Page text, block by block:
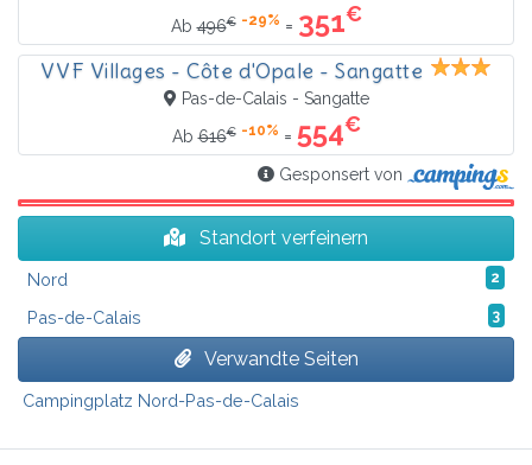
Ab496€ -29% = 351€
VVF Villages - Côte d'Opale - Sangatte
Pas-de-Calais - Sangatte
Ab616€ -10% = 554€
Gesponsert von
Standort verfeinern
Nord 2
Pas-de-Calais 3
Verwandte Seiten
Campingplatz Nord-Pas-de-Calais